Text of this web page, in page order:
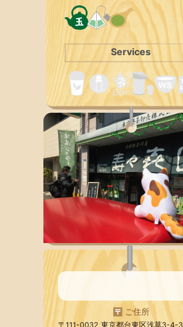
Services
ご住所
〒111-0032 東京都台東区浅草3-4-3